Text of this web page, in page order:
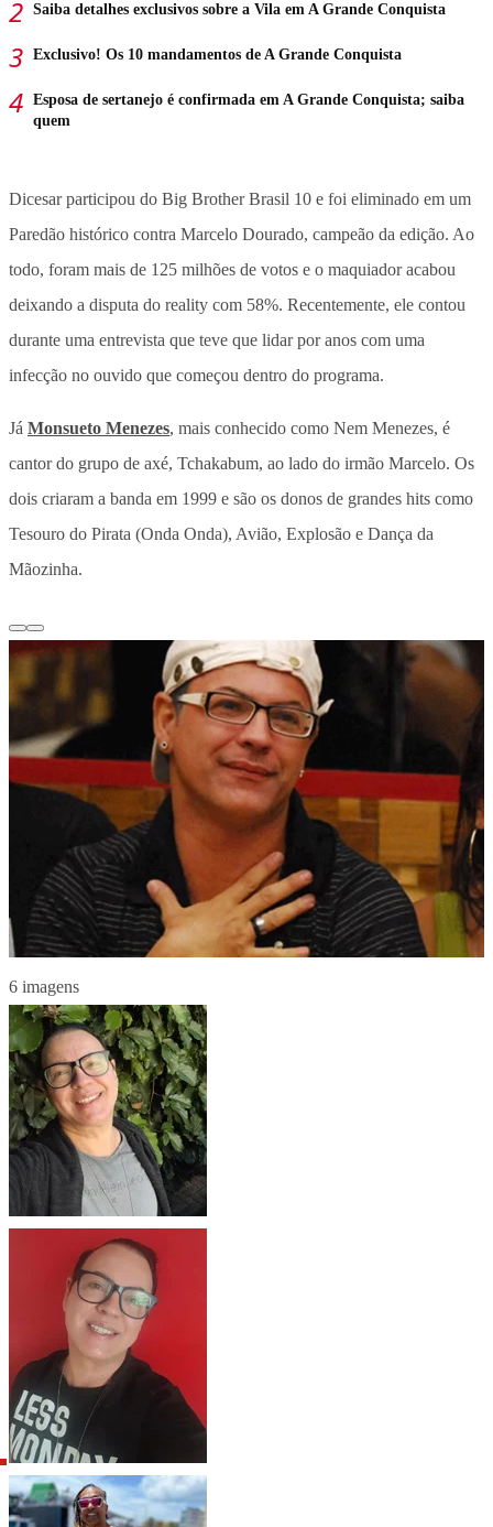
Saiba detalhes exclusivos sobre a Vila em A Grande Conquista
Exclusivo! Os 10 mandamentos de A Grande Conquista
Esposa de sertanejo é confirmada em A Grande Conquista; saiba
quem
Dicesar participou do Big Brother Brasil 10 e foi eliminado em um
Paredão histórico contra Marcelo Dourado, campeão da edição. Ao
todo, foram mais de 125 milhões de votos e o maquiador acabou
deixando a disputa do reality com 58%. Recentemente, ele contou
durante uma entrevista que teve que lidar por anos com uma
infecção no ouvido que começou dentro do programa.
Já Monsueto Menezes, mais conhecido como Nem Menezes, é
cantor do grupo de axé, Tchakabum, ao lado do irmão Marcelo. Os
dois criaram a banda em 1999 e são os donos de grandes hits como
Tesouro do Pirata (Onda Onda), Avião, Explosão e Dança da
Mãozinha.
6 imagens